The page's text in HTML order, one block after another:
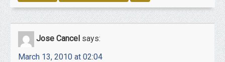
Jose Cancel says:
March 13, 2010 at 02:04